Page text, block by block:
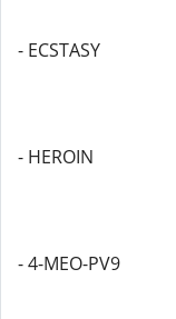
- ECSTASY
- HEROIN
- 4-MEO-PV9